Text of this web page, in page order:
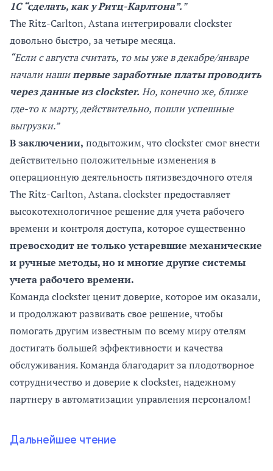
1С “сделать, как у Ритц-Карлтона”.”
The Ritz-Carlton, Astana интегрировали clockster
довольно быстро, за четыре месяца.
“Если с августа считать, то мы уже в декабре/январе
начали нашипервые заработные платы проводить
через данные из clockster. Но, конечно же, ближе
где-то к марту, действительно, пошли успешные
выгрузки.”
В заключении, подытожим, что clockster смог внести
действительно положительные изменения в
операционную деятельность пятизвездочного отеля
The Ritz-Carlton, Astana. clockster предоставляет
высокотехнологичное решение для учета рабочего
времени и контроля доступа, которое существенно
превосходит не только устаревшие механические
и ручные методы, но и многие другие системы
учета рабочего времени.
Команда clockster ценит доверие, которое им оказали,
и продолжают развивать свое решение, чтобы
помогать другим известным по всему миру отелям
достигать большей эффективности и качества
обслуживания. Команда благодарит за плодотворное
сотрудничество и доверие к clockster, надежному
партнеру в автоматизации управления персоналом!
Дальнейшее чтение